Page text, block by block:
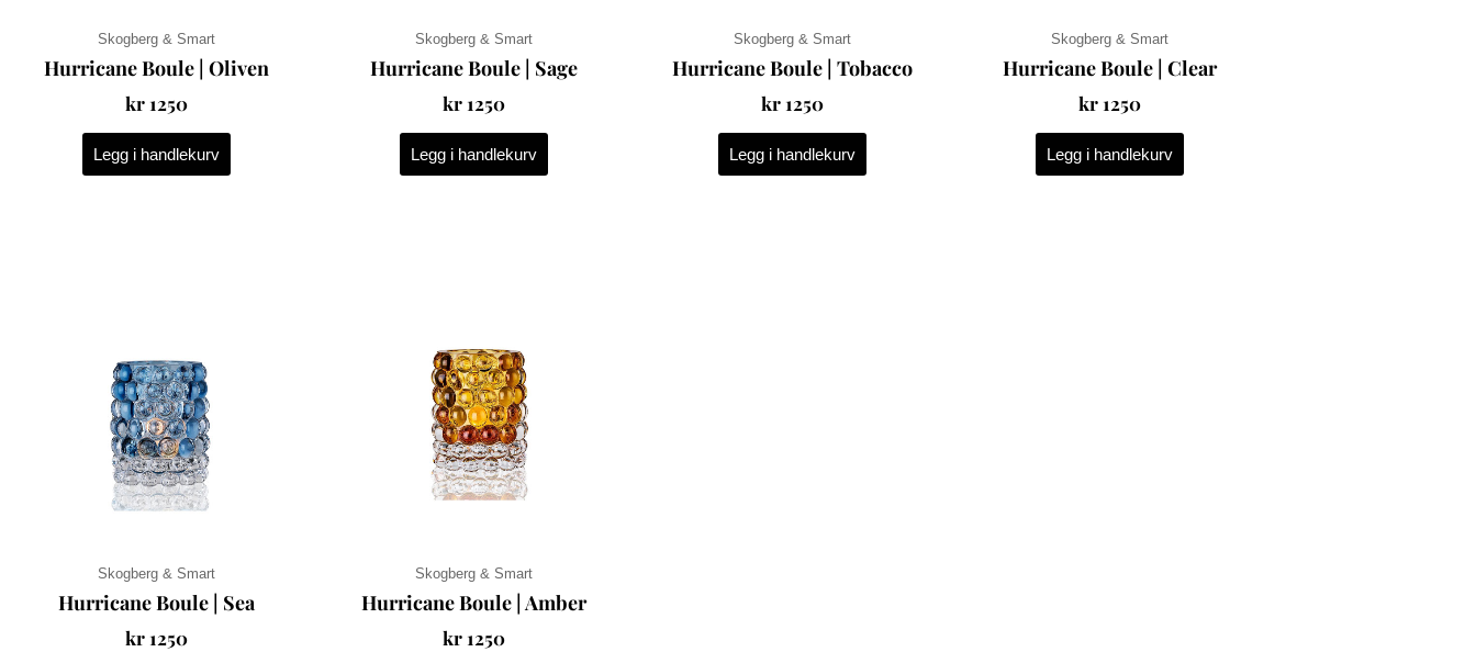
Skogberg & Smart
Hurricane Boule | Oliven
kr 1250
Legg i handlekurv
Skogberg & Smart
Hurricane Boule | Sage
kr 1250
Legg i handlekurv
Skogberg & Smart
Hurricane Boule | Tobacco
kr1250
Legg i handlekurv
Skogberg & Smart
Hurricane Boule | Clear
kr1250
Legg i handlekurv
Skogberg & Smart
Hurricane Boule | Sea
kr 1250
Skogberg & Smart
Hurricane Boule | Amber
kr 1250